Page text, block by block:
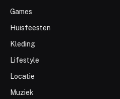
Games
Huisfeesten
Kleding
Lifestyle
Locatie
Muziek